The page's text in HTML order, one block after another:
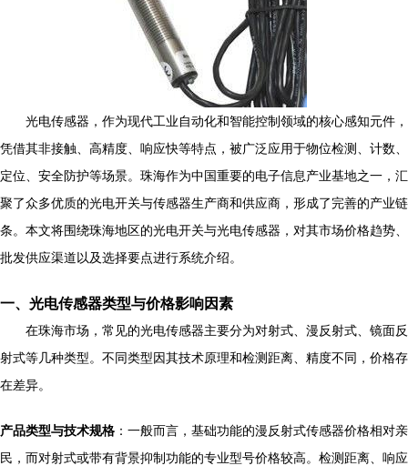
光电传感器，作为现代工业自动化和智能控制领域的核心感知元件，
凭借其非接触、高精度、响应快等特点，被广泛应用于物位检测、计数、
定位、安全防护等场景。珠海作为中国重要的电子信息产业基地之一，汇
聚了众多优质的光电开关与传感器生产商和供应商，形成了完善的产业链
条。本文将围绕珠海地区的光电开关与光电传感器，对其市场价格趋势、
批发供应渠道以及选择要点进行系统介绍。
一、光电传感器类型与价格影响因素
在珠海市场，常见的光电传感器主要分为对射式、漫反射式、镜面反
射式等几种类型。不同类型因其技术原理和检测距离、精度不同，价格存
在差异。
产品类型与技术规格 ：一般而言，基础功能的漫反射式传感器价格相对亲
民，而对射式或带有背景抑制功能的专业型号价格较高。检测距离、响应